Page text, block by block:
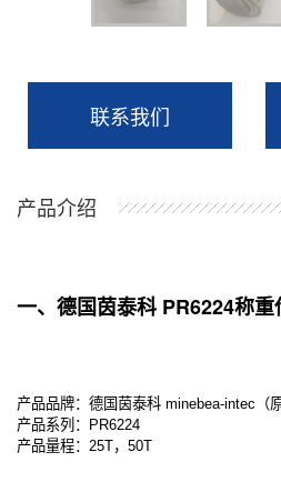
联系我们
产品介绍
一、德国茵泰科 PR6224称
产品品牌：德国茵泰科 minebea-intec（
产品系列：PR6224
产品量程：25T，50T